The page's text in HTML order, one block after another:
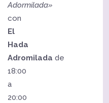
Adormilada»
con
El
Hada
Adromilada de
18:00
a
20:00